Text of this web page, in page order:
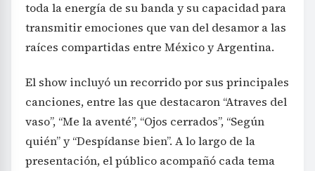
toda la energía de su banda y su capacidad para
transmitir emociones que van del desamor a las
raíces compartidas entre México y Argentina.
El show incluyó un recorrido por sus principales
canciones, entre las que destacaron “Atraves del
vaso”, “Me la aventé”, “Ojos cerrados”, “Según
quién” y “Despídanse bien”. A lo largo de la
presentación, el público acompañó cada tema